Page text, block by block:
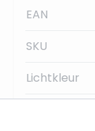
EAN
SKU
Lichtkleur